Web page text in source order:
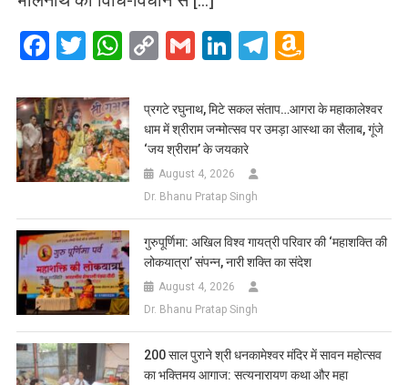
Facebook
Twitter
WhatsApp
CopyGmailLinkedIn
Telegram
List
प्रगटे रघुनाथ, मिटे सकल संताप…आगरा के महाकालेश्वर
धाम में श्रीराम जन्मोत्सव पर उमड़ा आस्था का सैलाब, गूंजे
‘जय श्रीराम’ के जयकारे
August 4, 2026
Dr. Bhanu Pratap Singh
गुरुपूर्णिमा: अखिल विश्व गायत्री परिवार की ‘महाशक्ति की
लोकयात्रा’ संपन्न, नारी शक्ति का संदेश
August 4, 2026
Dr. Bhanu Pratap Singh
200 साल पुराने श्री धनकामेश्वर मंदिर में सावन महोत्सव
का भक्तिमय आगाज: सत्यनारायण कथा और महा